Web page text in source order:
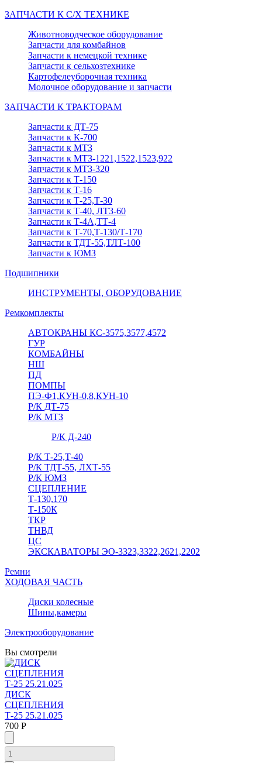
ЗАПЧАСТИ К С/Х ТЕХНИКЕ
Животноводческое оборудование
Запчасти для комбайнов
Запчасти к немецкой технике
Запчасти к сельхозтехнике
Картофелеуборочная техника
Молочное оборудование и запчасти
ЗАПЧАСТИ К ТРАКТОРАМ
Запчасти к ДТ-75
Запчасти к К-700
Запчасти к МТЗ
Запчасти к МТЗ-1221,1522,1523,922
Запчасти к МТЗ-320
Запчасти к Т-150
Запчасти к Т-16
Запчасти к Т-25,Т-30
Запчасти к Т-40, ЛТЗ-60
Запчасти к Т-4А,ТТ-4
Запчасти к Т-70,Т-130/Т-170
Запчасти к ТДТ-55,ТЛТ-100
Запчасти к ЮМЗ
Подшипники
ИНСТРУМЕНТЫ, ОБОРУДОВАНИЕ
Ремкомплекты
АВТОКРАНЫ КС-3575,3577,4572
ГУР
КОМБАЙНЫ
НШ
ПД
ПОМПЫ
ПЭ-Ф1,КУН-0,8,КУН-10
Р/К ДТ-75
Р/К МТЗ
Р/К Д-240
Р/К Т-25,Т-40
Р/К ТДТ-55, ЛХТ-55
Р/К ЮМЗ
СЦЕПЛЕНИЕ
Т-130,170
Т-150К
ТКР
ТНВД
ЦС
ЭКСКАВАТОРЫ ЭО-3323,3322,2621,2202
Ремни
ХОДОВАЯ ЧАСТЬ
Диски колесные
Шины,камеры
Электрооборудование
Вы смотрели
ДИСК
СЦЕПЛЕНИЯ
Т-25 25.21.025
700 Р